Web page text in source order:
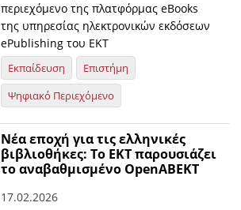
περιεχόμενο της πλατφόρμας eBooks
της υπηρεσίας ηλεκτρονικών εκδόσεων
ePublishing του ΕΚΤ
Εκπαίδευση
Επιστήμη
Ψηφιακό Περιεχόμενο
Νέα εποχή για τις ελληνικές
βιβλιοθήκες: Το ΕΚΤ παρουσιάζει
το αναβαθμισμένο OpenABEKT
17.02.2026